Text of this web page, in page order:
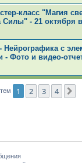
класс "Магия
Силы" - 21 октября
Нейрографика с
- Фото и видео-
1 2 3 4